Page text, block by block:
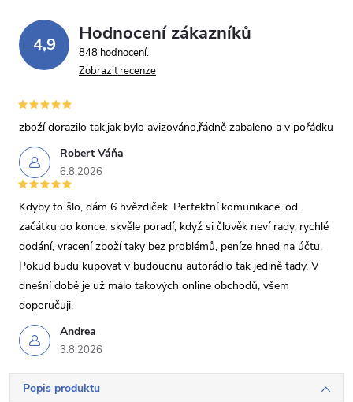
4,9 Hodnocení zákazníků
848 hodnocení
Zobrazit recenze
Robert Váňa
6.8.2026
zboží dorazilo tak,jak bylo avizováno,řádně zabaleno a v pořádku
Andrea
3.8.2026
Kdyby to šlo, dám 6 hvězdiček. Perfektní komunikace, od
začátku do konce, skvěle poradí, když si člověk neví rady, rychlé
dodání, vracení zboží taky bez problémů, peníze hned na účtu.
Pokud budu kupovat v budoucnu autorádio tak jedině tady. V
dnešní době je už málo takových online obchodů, všem
doporučuji.
Popis produktu